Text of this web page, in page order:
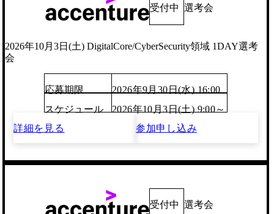
受付中 選考会
2026年10月3日(土) DigitalCore/CyberSecurity領域 1DAY選考
会
応募期限
2026年9月30日(水) 16:00
スケジュール
2026年10月3日(土) 9:00～
詳細を見る
参加申し込み
受付中 選考会